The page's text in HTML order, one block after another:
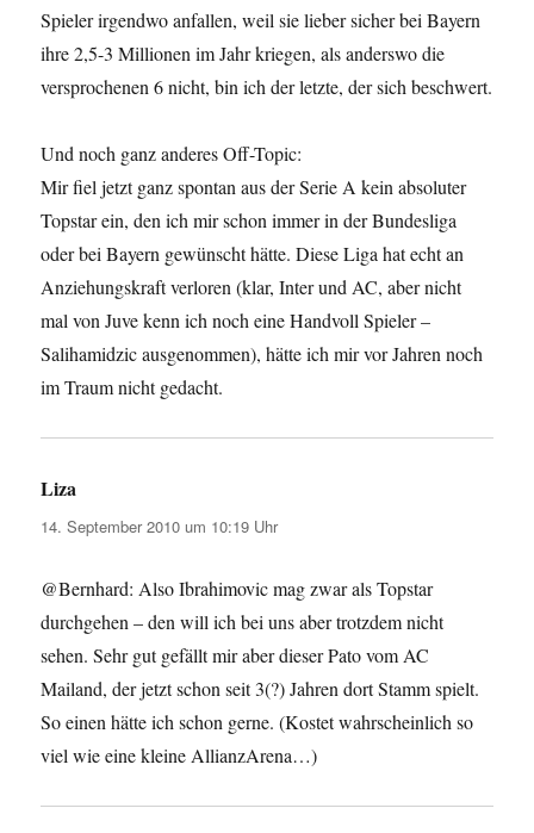
Spieler irgendwo anfallen, weil sie lieber sicher bei Bayern
ihre 2,5-3 Millionen im Jahr kriegen, als anderswo die
versprochenen 6 nicht, bin ich der letzte, der sich beschwert.
Und noch ganz anderes Off-Topic:
Mir fiel jetzt ganz spontan aus der Serie A kein absoluter
Topstar ein, den ich mir schon immer in der Bundesliga
oder bei Bayern gewünscht hätte. Diese Liga hat echt an
Anziehungskraft verloren (klar, Inter und AC, aber nicht
mal von Juve kenn ich noch eine Handvoll Spieler –
Salihamidzic ausgenommen), hätte ich mir vor Jahren noch
im Traum nicht gedacht.
Liza
14. September 2010 um 10:19 Uhr
@Bernhard: Also Ibrahimovic mag zwar als Topstar
durchgehen – den will ich bei uns aber trotzdem nicht
sehen. Sehr gut gefällt mir aber dieser Pato vom AC
Mailand, der jetzt schon seit 3(?) Jahren dort Stamm spielt.
So einen hätte ich schon gerne. (Kostet wahrscheinlich so
viel wie eine kleine AllianzArena…)